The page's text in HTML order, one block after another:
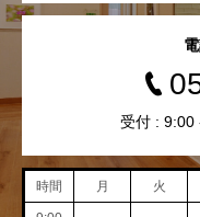
受付 : 9:00
時間 月 火